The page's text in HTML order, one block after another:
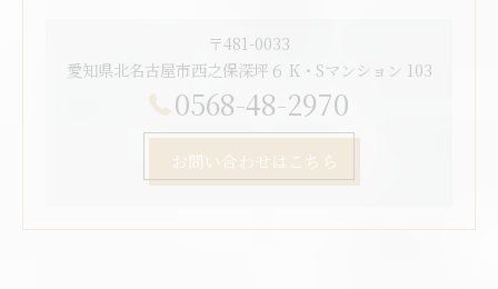
〒481-0033
愛知県北名古屋市西之保深坪６ K・Sマンション 103
0568-48-2970
お問い合わせはこちら